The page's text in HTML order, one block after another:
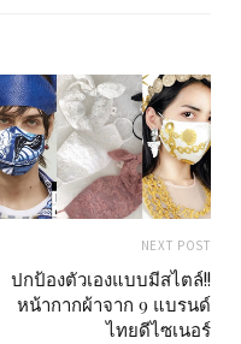
NEXT POST
ปกป้องตัวเองแบบมีสไตล์!!
หน้ากากผ้าจาก 9 แบรนด์
ไทยดีไซเนอร์